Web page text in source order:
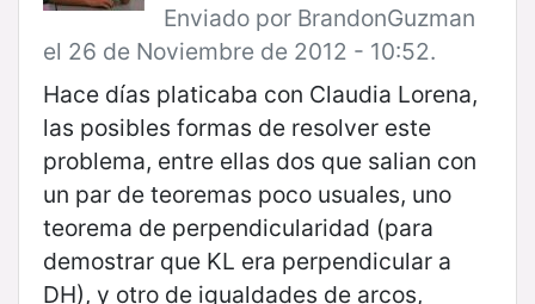
Enviado por BrandonGuzman
el 26 de Noviembre de 2012 - 10:52.
Hace días platicaba con Claudia Lorena,
las posibles formas de resolver este
problema, entre ellas dos que salian con
un par de teoremas poco usuales, uno
teorema de perpendicularidad (para
demostrar que KL era perpendicular a
DH), y otro de igualdades de arcos,